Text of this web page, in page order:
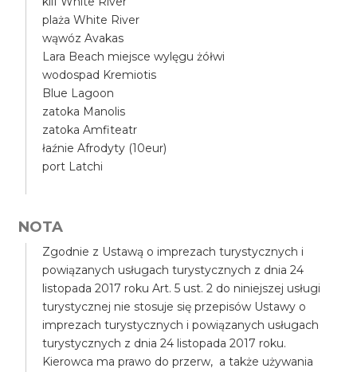
plaża White River
wąwóz Avakas
Lara Beach miejsce wylęgu żółwi
wodospad Kremiotis
Blue Lagoon
zatoka Manolis
zatoka Amfiteatr
łaźnie Afrodyty (10eur)
port Latchi
NOTA
Zgodnie z Ustawą o imprezach turystycznych i
powiązanych usługach turystycznych z dnia 24
listopada 2017 roku Art. 5 ust. 2 do niniejszej usługi
turystycznej nie stosuje się przepisów Ustawy o
imprezach turystycznych i powiązanych usługach
turystycznych z dnia 24 listopada 2017 roku.
Kierowca ma prawo do przerw, a także używania